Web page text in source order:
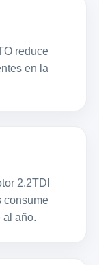
reduce
en la
2.2TDI
consume
al año.